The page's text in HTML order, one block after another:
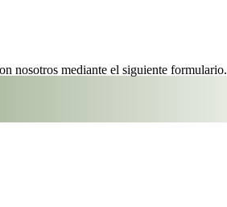
nosotros mediante el siguiente formulario.